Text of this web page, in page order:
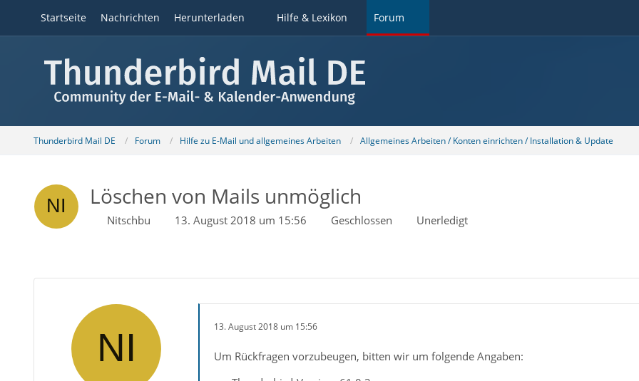
Startseite Nachrichten Herunterladen Hilfe & Lexikon Forum
Thunderbird Mail DE Forum Hilfe zu E-Mail und allgemeines Arbeiten Allgemeines Arbeiten / Konten einrichten / Installation & Update
Löschen von Mails unmöglich
Nitschbu 13. August 2018 um 15:56 Geschlossen Unerledigt
13. August 2018 um 15:56
Um Rückfragen vorzubeugen, bitten wir um folgende Angaben: